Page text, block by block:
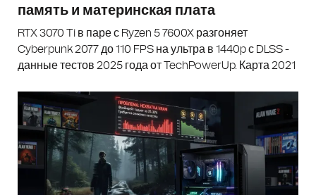
память и материнская плата
RTX 3070 Ti в паре с Ryzen 5 7600X разгоняет
Cyberpunk 2077 до 110 FPS на ультра в 1440p с DLSS -
данные тестов 2025 года от TechPowerUp. Карта 2021